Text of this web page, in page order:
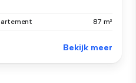
87 m²
Bekijk meer